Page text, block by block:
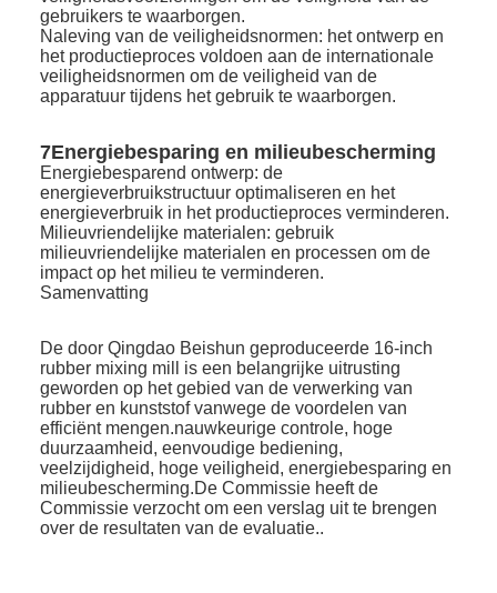
gebruikers te waarborgen.
Naleving van de veiligheidsnormen: het ontwerp en
het productieproces voldoen aan de internationale
veiligheidsnormen om de veiligheid van de
apparatuur tijdens het gebruik te waarborgen.
7Energiebesparing en milieubescherming
Energiebesparend ontwerp: de
energieverbruikstructuur optimaliseren en het
energieverbruik in het productieproces verminderen.
Milieuvriendelijke materialen: gebruik
milieuvriendelijke materialen en processen om de
impact op het milieu te verminderen.
Samenvatting
De door Qingdao Beishun geproduceerde 16-inch
rubber mixing mill is een belangrijke uitrusting
geworden op het gebied van de verwerking van
rubber en kunststof vanwege de voordelen van
efficiënt mengen.nauwkeurige controle, hoge
duurzaamheid, eenvoudige bediening,
veelzijdigheid, hoge veiligheid, energiebesparing en
milieubescherming.De Commissie heeft de
Commissie verzocht om een verslag uit te brengen
over de resultaten van de evaluatie..